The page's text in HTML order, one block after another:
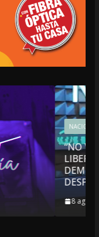
TIEMPOS PARA LA
NI PARA LA
LUIS